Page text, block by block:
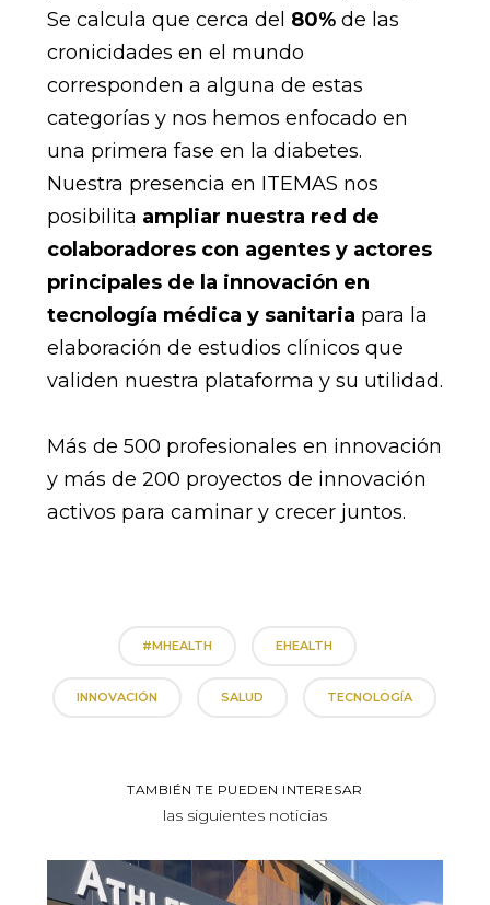
Se calcula que cerca del 80%de las
cronicidades en el mundo
corresponden a alguna de estas
categorías y nos hemos enfocado en
una primera fase en la diabetes.
Nuestra presencia en ITEMAS nos
posibilita ampliar nuestra red de
colaboradores con agentes y actores
principales de la innovación en
tecnología médica y sanitaria para la
elaboración de estudios clínicos que
validen nuestra plataforma y su utilidad.
Más de 500 profesionales en innovación
y más de 200 proyectos de innovación
activos para caminar y crecer juntos.
#MHEALTH EHEALTH
INNOVACIÓN SALUD TECNOLOGÍA
TAMBIÉN TE PUEDEN INTERESAR
las siguientes noticias